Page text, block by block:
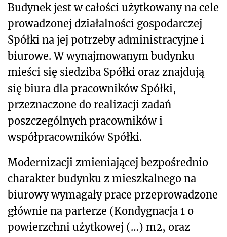
Budynek jest w całości użytkowany na cele
prowadzonej działalności gospodarczej
Spółki na jej potrzeby administracyjne i
biurowe. W wynajmowanym budynku
mieści się siedziba Spółki oraz znajdują
się biura dla pracowników Spółki,
przeznaczone do realizacji zadań
poszczególnych pracowników i
współpracowników Spółki.
Modernizacji zmieniającej bezpośrednio
charakter budynku z mieszkalnego na
biurowy wymagały prace przeprowadzone
głównie na parterze (Kondygnacja 1 o
powierzchni użytkowej (…) m2, oraz